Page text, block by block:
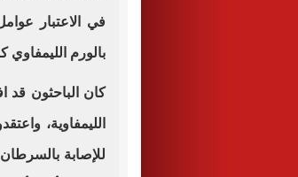
في الاعتبار
بالورم الليمفاوي كان أعلى بنسبة
كان الباحثون قد
الليمفاوية،
للإصابة